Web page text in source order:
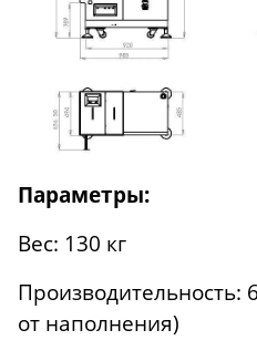
Параметры:
Вес: 130 кг
Производительность:
от наполнения)